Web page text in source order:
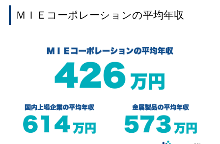
ＭＩＥコーポレーションの平均年収